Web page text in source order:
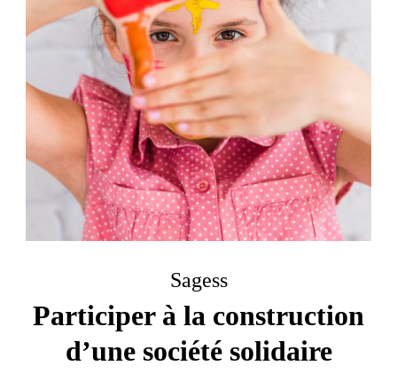
Sagess
Participer à la construction
d’une société solidaire